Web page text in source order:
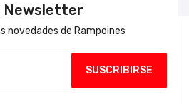
Newsletter
novedades de Rampoines